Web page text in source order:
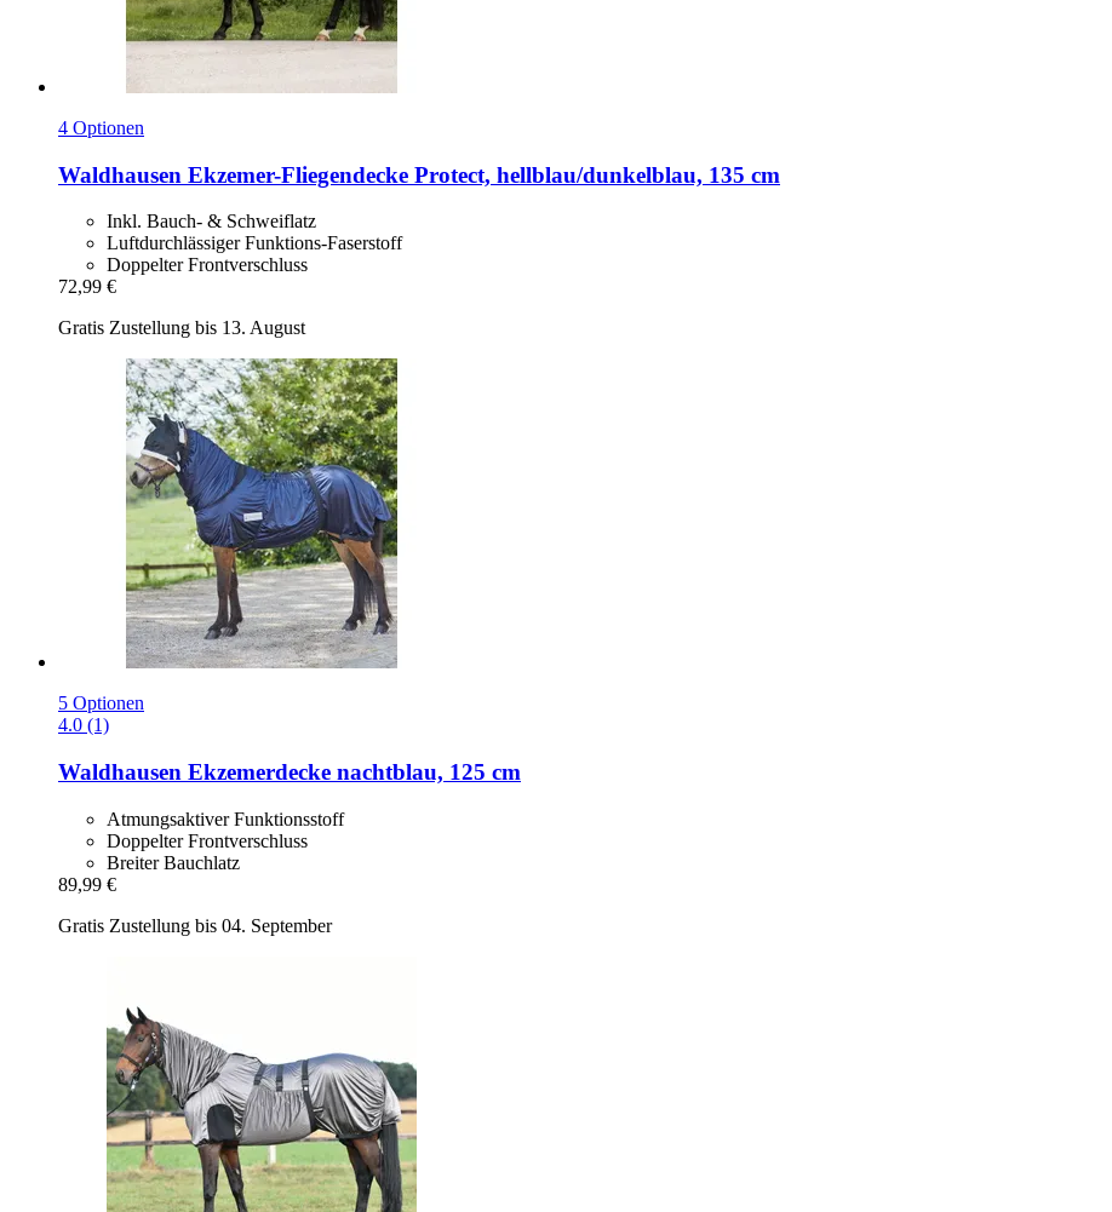
4 Optionen
Waldhausen Ekzemer-​Fliegendecke Protect, hellblau/dunkelblau, 135 cm
Inkl. Bauch- & Schweiflatz
Luftdurchlässiger Funktions-Faserstoff
Doppelter Frontverschluss
72,99 €
Gratis Zustellung bis 13. August
5 Optionen
4.0 (1)
Waldhausen Ekzemerdecke nachtblau, 125 cm
Atmungsaktiver Funktionsstoff
Doppelter Frontverschluss
Breiter Bauchlatz
89,99 €
Gratis Zustellung bis 04. September